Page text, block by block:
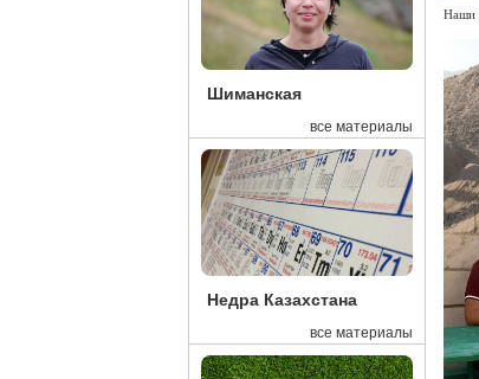
Шиманская
все материалы
Недра Казахстана
все материалы
Наши